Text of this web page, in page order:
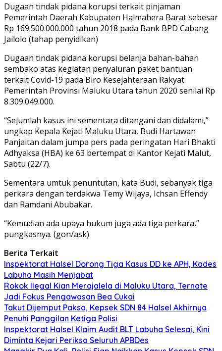
Dugaan tindak pidana korupsi terkait pinjaman
Pemerintah Daerah Kabupaten Halmahera Barat sebesar
Rp 169.500.000.000 tahun 2018 pada Bank BPD Cabang
Jailolo (tahap penyidikan)
Dugaan tindak pidana korupsi belanja bahan-bahan
sembako atas kegiatan penyaluran paket bantuan
terkait Covid-19 pada Biro Kesejahteraan Rakyat
Pemerintah Provinsi Maluku Utara tahun 2020 senilai Rp
8.309.049.000.
“Sejumlah kasus ini sementara ditangani dan didalami,”
ungkap Kepala Kejati Maluku Utara, Budi Hartawan
Panjaitan dalam jumpa pers pada peringatan Hari Bhakti
Adhyaksa (HBA) ke 63 bertempat di Kantor Kejati Malut,
Sabtu (22/7).
Sementara umtuk penuntutan, kata Budi, sebanyak tiga
perkara dengan terdakwa Temy Wijaya, Ichsan Effendy
dan Ramdani Abubakar.
“Kemudian ada upaya hukum juga ada tiga perkara,”
pungkasnya. (gon/ask)
Berita Terkait
Inspektorat Halsel Dorong Tiga Kasus DD ke APH, Kades
Labuha Masih Menjabat
Rokok Ilegal Kian Merajalela di Maluku Utara, Ternate
Jadi Fokus Pengawasan Bea Cukai
Takut Dijemput Paksa, Kepsek SDN 84 Halsel Akhirnya
Penuhi Panggilan Ketiga Polisi
Inspektorat Halsel Klaim Audit BLT Labuha Selesai, Kini
Diminta Kejari Periksa Seluruh APBDes